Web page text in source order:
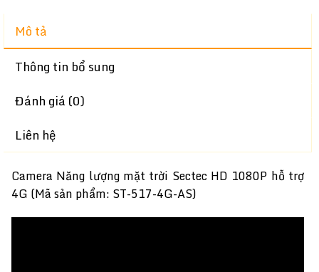
Mô tả
Thông tin bổ sung
Đánh giá (0)
Liên hệ
Camera Năng lượng mặt trời Sectec HD 1080P hỗ trợ
4G (Mã sản phẩm: ST-517-4G-AS)